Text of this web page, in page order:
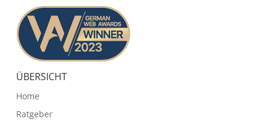
ÜBERSICHT
Home
Ratgeber